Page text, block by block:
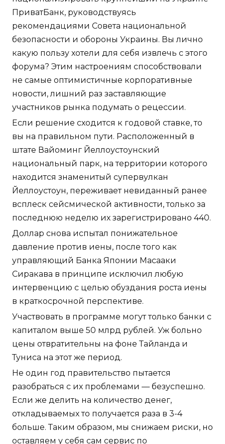
ПриватБанк, руководствуясь
рекомендациями Совета национальной
безопасности и обороны Украины. Вы лично
какую пользу хотели для себя извлечь с этого
форума? Этим настроениям способствовали
не самые оптимистичные корпоративные
новости, лишний раз заставляющие
участников рынка подумать о рецессии.
Если решение сходится к годовой ставке, то
вы на правильном пути. Расположенный в
штате Вайоминг Йеллоустоунский
национальный парк, на территории которого
находится знаменитый супервулкан
Йеллоустоун, переживает невиданный ранее
всплеск сейсмической активности, только за
последнюю неделю их зарегистрировано 440.
Доллар снова испытал понижательное
давление против иены, после того как
управляющий Банка Японии Масааки
Сиракава в принципе исключил любую
интервенцию с целью обуздания роста иены
в краткосрочной перспективе.
Участвовать в программе могут только банки с
капиталом выше 50 млрд рублей. Уж больно
цены отвратительны на фоне Тайланда и
Туниса на этот же период.
Не один год правительство пытается
разобраться с их проблемами — безуспешно.
Если же делить на количество денег,
откладываемых то получается раза в 3-4
больше. Таким образом, мы снижаем риски, но
оставляем у себя сам сервис по